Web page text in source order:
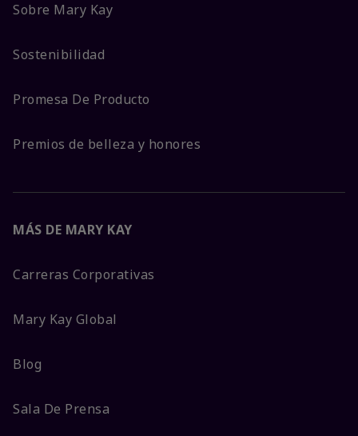
Sobre Mary Kay
Sostenibilidad
Promesa De Producto
Premios de belleza y honores
MÁS DE MARY KAY
Carreras Corporativas
Mary Kay Global
Blog
Sala De Prensa